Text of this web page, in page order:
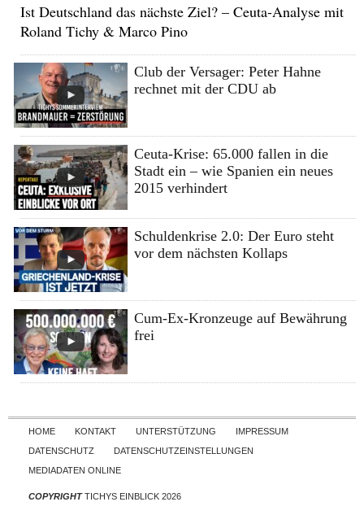
Ist Deutschland das nächste Ziel? – Ceuta-Analyse mit
Roland Tichy & Marco Pino
Club der Versager: Peter Hahne
rechnet mit der CDU ab
Ceuta-Krise: 65.000 fallen in die
Stadt ein – wie Spanien ein neues
2015 verhindert
Schuldenkrise 2.0: Der Euro steht
vor dem nächsten Kollaps
Cum-Ex-Kronzeuge auf Bewährung
frei
Skip to content
HOME KONTAKT UNTERSTÜTZUNG
IMPRESSUM
DATENSCHUTZ
DATENSCHUTZEINSTELLUNGEN
MEDIADATEN ONLINE
COPYRIGHTTICHYS EINBLICK 2026